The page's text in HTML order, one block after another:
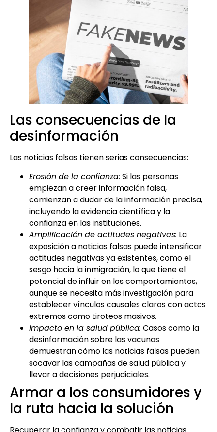
Las consecuencias de la
desinformación
Las noticias falsas tienen serias consecuencias:
Erosión de la confianza: Si las personas
empiezan a creer información falsa,
comienzan a dudar de la información precisa,
incluyendo la evidencia científica y la
confianza en las instituciones.
Amplificación de actitudes negativas: La
exposición a noticias falsas puede intensificar
actitudes negativas ya existentes, como el
sesgo hacia la inmigración, lo que tiene el
potencial de influir en los comportamientos,
aunque se necesita más investigación para
establecer vínculos causales claros con actos
extremos como tiroteos masivos.
Impacto en la salud pública: Casos como la
desinformación sobre las vacunas
demuestran cómo las noticias falsas pueden
socavar las campañas de salud pública y
llevar a decisiones perjudiciales.
Armar a los consumidores y
la ruta hacia la solución
Recuperar la confianza y combatir las noticias